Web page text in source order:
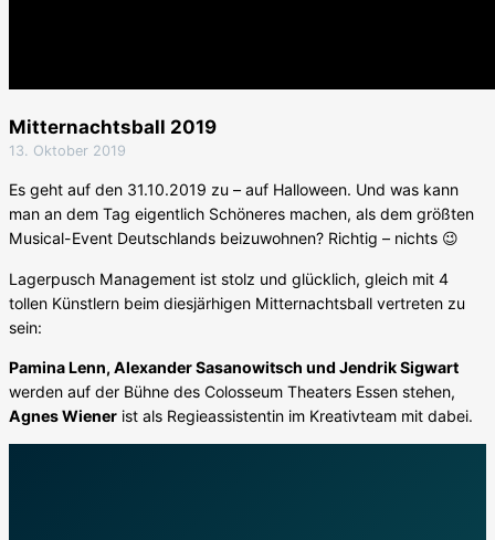
Mitternachtsball 2019
13. Oktober 2019
Es geht auf den 31.10.2019 zu – auf Halloween. Und was kann
man an dem Tag eigentlich Schöneres machen, als dem größten
Musical-Event Deutschlands beizuwohnen? Richtig – nichts 😉
Lagerpusch Management ist stolz und glücklich, gleich mit 4
tollen Künstlern beim diesjärhigen Mitternachtsball vertreten zu
sein:
Pamina Lenn, Alexander Sasanowitsch und Jendrik Sigwart
werden auf der Bühne des Colosseum Theaters Essen stehen,
Agnes Wiener ist als Regieassistentin im Kreativteam mit dabei.